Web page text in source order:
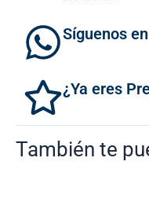
Síguenos
¿Ya eres
También te